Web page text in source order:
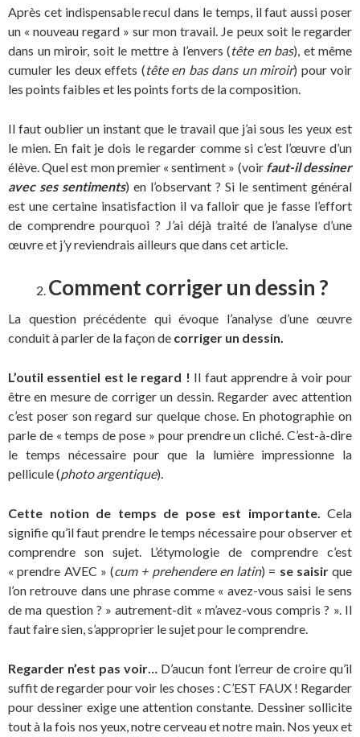
Après cet indispensable recul dans le temps, il faut aussi poser
un « nouveau regard » sur mon travail. Je peux soit le regarder
dans un miroir, soit le mettre à l’envers (tête en bas), et même
cumuler les deux effets (tête en bas dans un miroir) pour voir
les points faibles et les points forts de la composition.
Il faut oublier un instant que le travail que j’ai sous les yeux est
le mien. En fait je dois le regarder comme si c’est l’œuvre d’un
élève. Quel est mon premier « sentiment » (voir faut-il dessiner
avec ses sentiments) en l’observant ? Si le sentiment général
est une certaine insatisfaction il va falloir que je fasse l’effort
de comprendre pourquoi ? J’ai déjà traité de l’analyse d’une
œuvre et j’y reviendrais ailleurs que dans cet article.
Comment corriger un dessin ?
La question précédente qui évoque l’analyse d’une œuvre
conduit à parler de la façon de corriger un dessin.
L’outil essentiel est le regard ! Il faut apprendre à voir pour
être en mesure de corriger un dessin. Regarder avec attention
c’est poser son regard sur quelque chose. En photographie on
parle de « temps de pose » pour prendre un cliché. C’est-à-dire
le temps nécessaire pour que la lumière impressionne la
pellicule (photo argentique).
Cette notion de temps de pose est importante. Cela
signifie qu’il faut prendre le temps nécessaire pour observer et
comprendre son sujet. L’étymologie de comprendre c’est
« prendre AVEC » (cum + prehendere en latin) = se saisirque
l’on retrouve dans une phrase comme « avez-vous saisi le sens
de ma question ? » autrement-dit « m’avez-vous compris ? ». Il
faut faire sien, s’approprier le sujet pour le comprendre.
Regarder n’est pas voir… D’aucun font l’erreur de croire qu’il
suffit de regarder pour voir les choses : C’EST FAUX ! Regarder
pour dessiner exige une attention constante. Dessiner sollicite
tout à la fois nos yeux, notre cerveau et notre main. Nos yeux et